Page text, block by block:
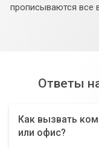
прописываются все
Ответы
Как вызвать
или офис?